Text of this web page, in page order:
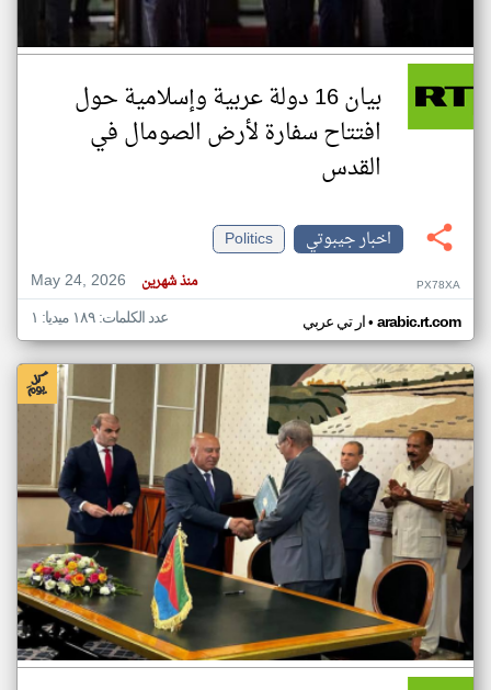
بيان 16 دولة عربية وإسلامية حول
افتتاح سفارة لأرض الصومال في
القدس
اخبار جيبوتي
Politics
May 24, 2026
منذ شهرين PX78XA
ار تي عربي• arabic.rt.com عدد الكلمات: ١٨٩ ميديا: ١